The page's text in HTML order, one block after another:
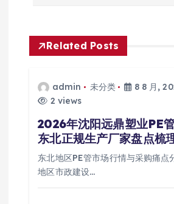
航Related Posts
admin 未分类
8 8 月,
2 views
2026年沈阳远鼎塑业PE
东北正规生产厂家盘点梳
东北地区PE管市场行情与采购痛点
地区市政建设…